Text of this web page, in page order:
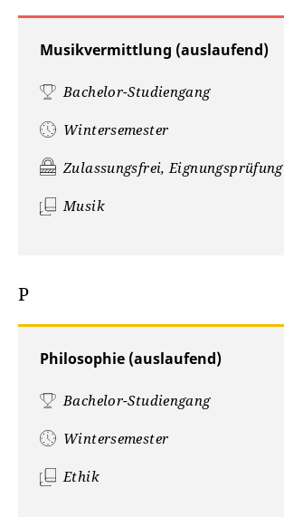
Musikvermittlung (auslaufend)
Bachelor-Studiengang
Wintersemester
Zulassungsfrei, Eignungsprüfung
Musik
P
Philosophie (auslaufend)
Bachelor-Studiengang
Wintersemester
Ethik